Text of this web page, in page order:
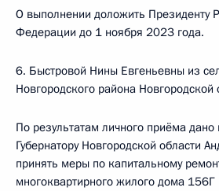
О выполнении доложить Президенту
Федерации до 1 ноября 2023 года.
6. Быстровой Нины Евгеньевны из
Новгородского района Новгородской
По результатам личного приёма дано
Губернатору Новгородской области
принять меры по капитальному
многоквартирного жилого дома